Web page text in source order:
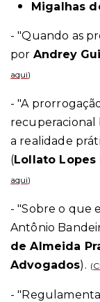
Migalhas
- "Quando as
por Andrey
aqui)
- "A
recuperacional
a realidade
(Lollato Lopes
aqui)
- "Sobre o que
Antônio
de Almeida
Advogados). (
-